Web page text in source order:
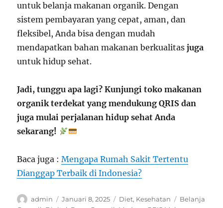
untuk belanja makanan organik. Dengan
sistem pembayaran yang cepat, aman, dan
fleksibel, Anda bisa dengan mudah
mendapatkan bahan makanan berkualitasjuga
untuk hidup sehat.
Jadi, tunggu apa lagi? Kunjungi toko makanan
organik terdekat yang mendukung QRIS dan
juga mulai perjalanan hidup sehat Anda
sekarang!
Baca juga :Mengapa Rumah Sakit Tertentu
Dianggap Terbaik di Indonesia?
Author
admin
Posted
Januari 8, 2025 Categories
Diet, Kesehatan Tags
Belanja